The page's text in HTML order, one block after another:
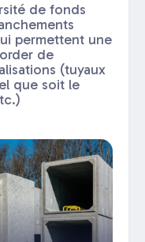
de fonds
permettent une
de
(tuyaux
que soit le